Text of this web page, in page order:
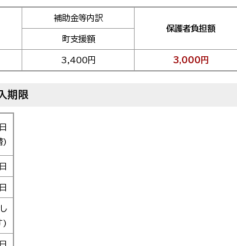
補助金等内訳
保護者負担額
町支援額
3,400円 3,000円
期限
)
)